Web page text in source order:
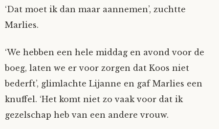
‘Dat moet ik dan maar aannemen’, zuchtte
Marlies.
‘We hebben een hele middag en avond voor de
boeg, laten we er voor zorgen dat Koos niet
bederft’, glimlachte Lijanne en gaf Marlies een
knuffel. ‘Het komt niet zo vaak voor dat ik
gezelschap heb van een andere vrouw.